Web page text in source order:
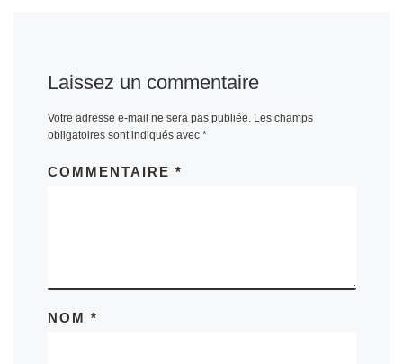
Laissez un commentaire
Votre adresse e-mail ne sera pas publiée. Les champs
obligatoires sont indiqués avec *
COMMENTAIRE *
NOM *